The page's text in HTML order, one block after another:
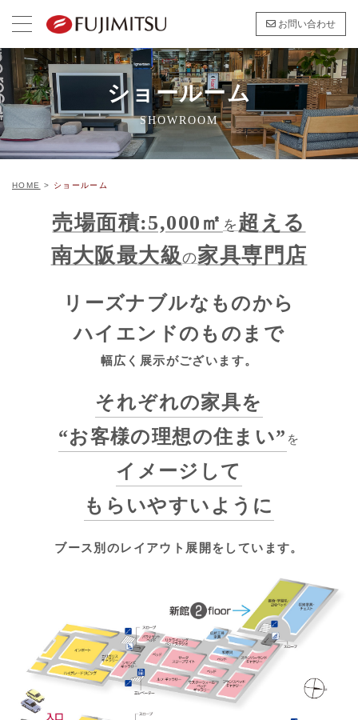
お問い合わせ
ショールーム
SHOWROOM
HOME > ショールーム
売場面積:5,000㎡ を 超える
南大阪最大級の家具専門店
リーズナブルなものから
ハイエンドのものまで
幅広く展示がございます。
それぞれの家具を
“お客様の理想の住まい” を
イメージして
もらいやすいように
ブース別のレイアウト展開をしています。